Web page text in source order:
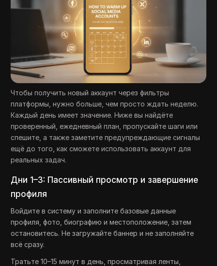
Чтобы получить новый аккаунт через фильтры
платформы, нужно больше, чем просто ждать неделю.
Каждый день имеет значение. Ниже вы найдёте
проверенный, ежедневный план, пропускайте шаги или
спешите, а также заметите предупреждающие сигналы
ещё до того, как сможете использовать аккаунт для
реальных задач.
Дни 1–3: Пассивный просмотр и завершение
профиля
Войдите в систему и заполните базовые данные
профиля, фото, биографию и местоположение, затем
остановитесь. Не загружайте баннер и не заполняйте
всё сразу.
Тратьте 10–15 минут в день, просматривая ленты,